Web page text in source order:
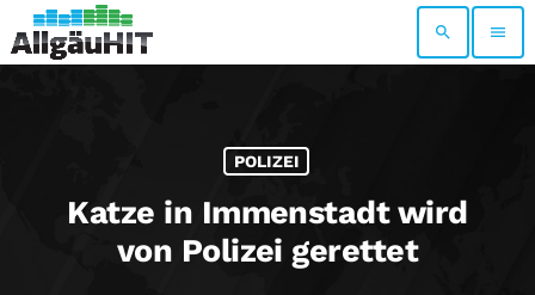
search menu
POLIZEI
Katze in Immenstadt wird
von Polizei gerettet